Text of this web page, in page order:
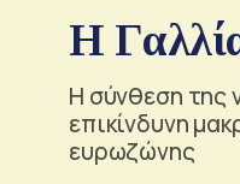
Η
Η σύνθεση της
επικίνδυνη
ευρωζώνης